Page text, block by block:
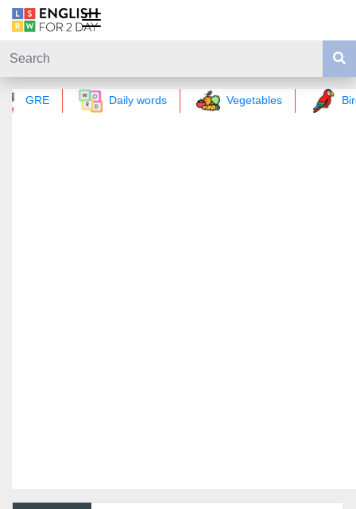
GRE Daily words Vegetables